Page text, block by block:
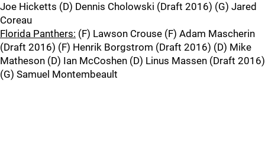
Joe Hicketts (D) Dennis Cholowski (Draft 2016) (G) Jared
Coreau
Florida Panthers: (F) Lawson Crouse (F) Adam Mascherin
(Draft 2016) (F) Henrik Borgstrom (Draft 2016) (D) Mike
Matheson (D) Ian McCoshen (D) Linus Massen (Draft 2016)
(G) Samuel Montembeault